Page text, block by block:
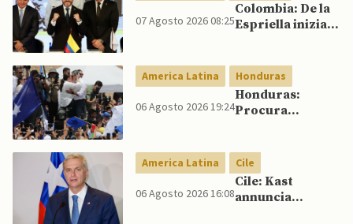
07 Agosto 2026 08:25
Colombia: De la
Espriella inizia il
America Latina Honduras
06 Agosto 2026 19:24
Honduras:
Procura
presidente
America Latina Cile
06 Agosto 2026 16:08
Cile: Kast
annuncia